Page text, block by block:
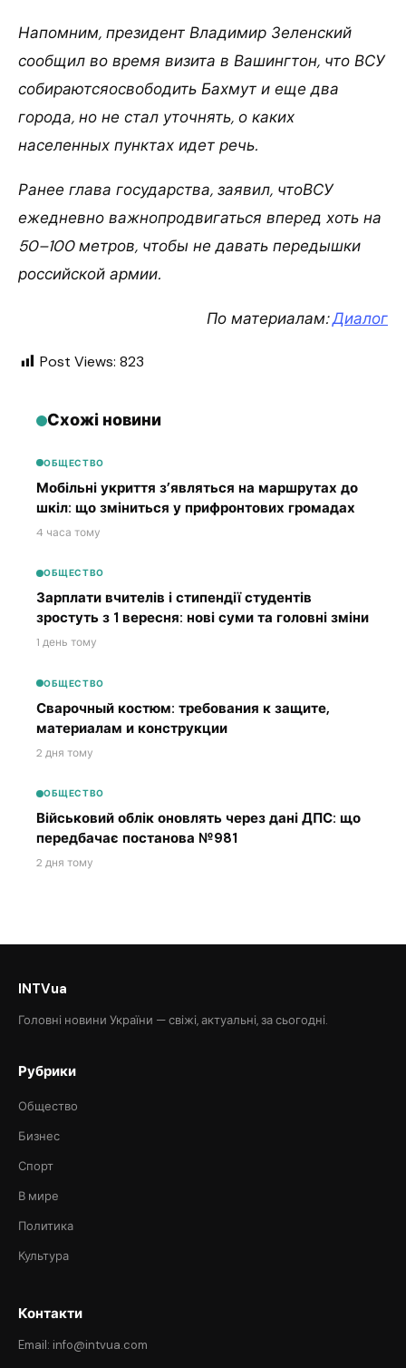
Напомним, президент Владимир Зеленский
сообщил во время визита в Вашингтон, что ВСУ
собираютсяосвободить Бахмут и еще два
города, но не стал уточнять, о каких
населенных пунктах идет речь.
Ранее глава государства, заявил, чтоВСУ
ежедневно важнопродвигаться вперед хоть на
50–100 метров, чтобы не давать передышки
российской армии.
По материалам:Диалог
Post Views: 823
Схожі новини
ОБЩЕСТВО
Мобільні укриття з’являться на маршрутах до
шкіл: що зміниться у прифронтових громадах
4 часа тому
ОБЩЕСТВО
Зарплати вчителів і стипендії студентів
зростуть з 1 вересня: нові суми та головні зміни
1 день тому
ОБЩЕСТВО
Сварочный костюм: требования к защите,
материалам и конструкции
2 дня тому
ОБЩЕСТВО
Військовий облік оновлять через дані ДПС: що
передбачає постанова №981
2 дня тому
INTVua
Головні новини України — свіжі, актуальні, за сьогодні.
Рубрики
Общество
Бизнес
Спорт
В мире
Политика
Культура
Контакти
Email: info@intvua.com